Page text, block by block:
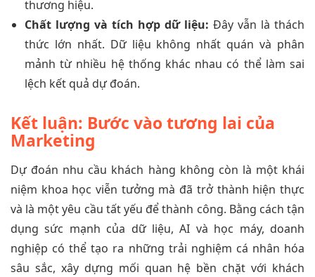
thương hiệu.
Chất lượng và tích hợp dữ liệu: Đây vẫn là thách
thức lớn nhất. Dữ liệu không nhất quán và phân
mảnh từ nhiều hệ thống khác nhau có thể làm sai
lệch kết quả dự đoán.
Kết luận: Bước vào tương lai của
Marketing
Dự đoán nhu cầu khách hàng không còn là một khái
niệm khoa học viễn tưởng mà đã trở thành hiện thực
và là một yêu cầu tất yếu để thành công. Bằng cách tận
dụng sức mạnh của dữ liệu, AI và học máy, doanh
nghiệp có thể tạo ra những trải nghiệm cá nhân hóa
sâu sắc, xây dựng mối quan hệ bền chặt với khách